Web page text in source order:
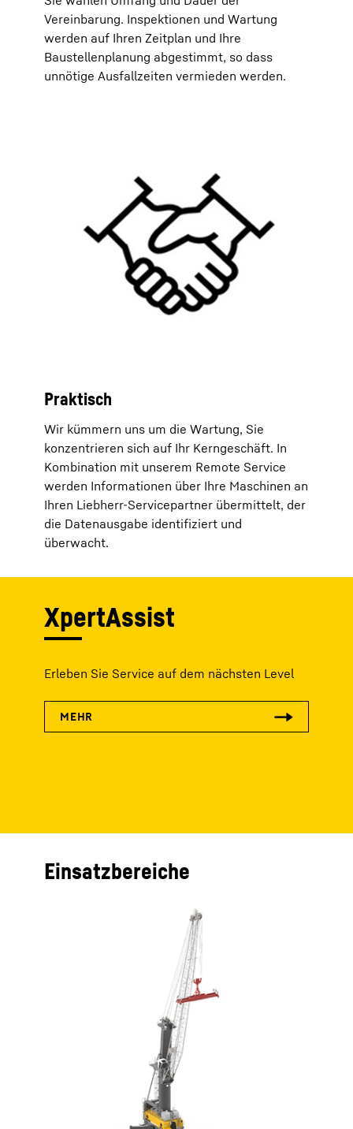
Vereinbarung. Inspektionen und Wartung
werden auf Ihren Zeitplan und Ihre
Baustellenplanung abgestimmt, so dass
unnötige Ausfallzeiten vermieden werden.
Praktisch
Wir kümmern uns um die Wartung, Sie
konzentrieren sich auf Ihr Kerngeschäft. In
Kombination mit unserem Remote Service
werden Informationen über Ihre Maschinen an
Ihren Liebherr-Servicepartner übermittelt, der
die Datenausgabe identifiziert und
überwacht.
XpertAssist
Erleben Sie Service auf dem nächsten Level
Einsatzbereiche